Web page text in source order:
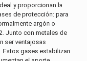
y proporcionan la
de protección: para
argón o
Junto con metales de
ser ventajosas
Estos gases estabilizan